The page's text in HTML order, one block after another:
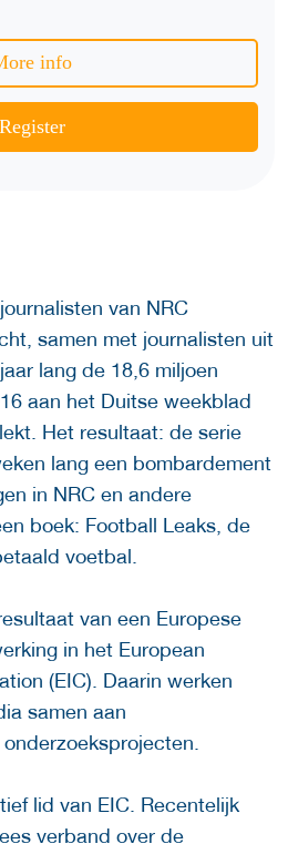
info
Register
van NRC
samen met journalisten uit
lang de 18,6 miljoen
aan het Duitse weekblad
Het resultaat: de serie
lang een bombardement
in NRC en andere
boek: Football Leaks, de
voetbal.
van een Europese
in het European
(EIC). Daarin werken
samen aan
lid van EIC. Recentelijk
verband over de